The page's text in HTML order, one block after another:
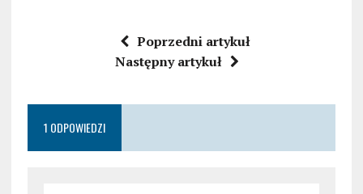
Poprzedni artykuł
Następny artykuł
1 ODPOWIEDZI